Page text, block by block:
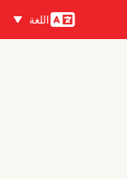
اللغات
اللغة